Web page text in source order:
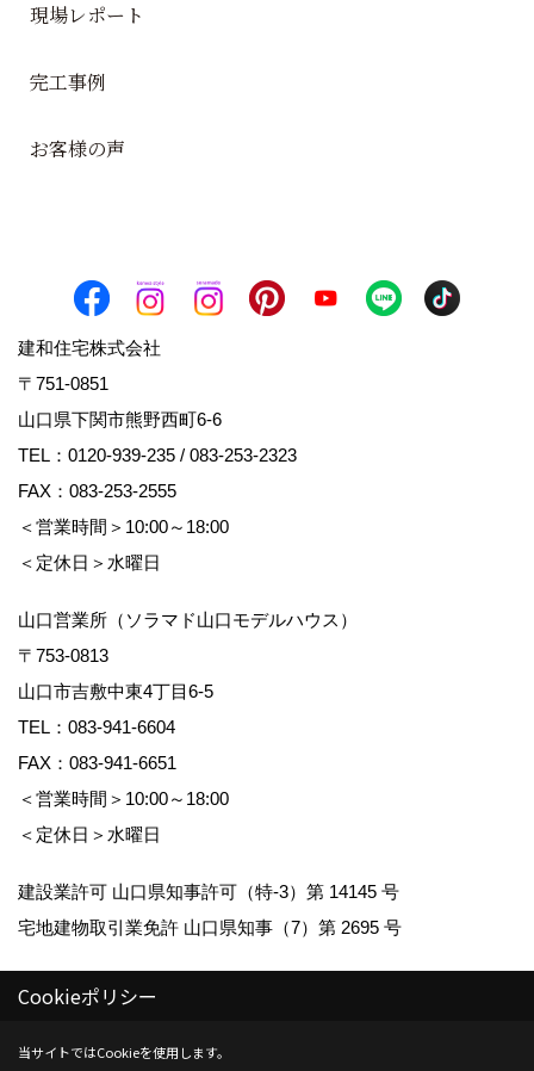
現場レポート
完工事例
お客様の声
建和住宅株式会社
〒751-0851
山口県下関市熊野西町6-6
TEL： 0120-939-235 / 083-253-2323
FAX：083-253-2555
＜営業時間＞10:00～18:00
＜定休日＞水曜日
山口営業所（ソラマド山口モデルハウス）
〒753-0813
山口市吉敷中東4丁目6-5
TEL： 083-941-6604
FAX：083-941-6651
＜営業時間＞10:00～18:00
＜定休日＞水曜日
建設業許可 山口県知事許可（特-3）第 14145 号
宅地建物取引業免許 山口県知事（7）第 2695 号
Cookieポリシー
当サイトではCookieを使用します。